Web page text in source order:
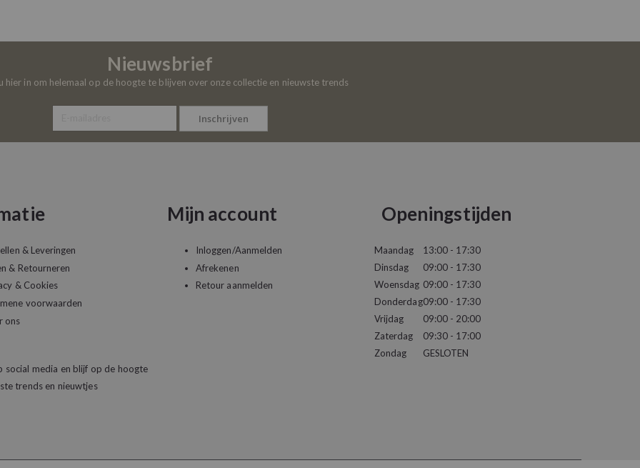
Nieuwsbrief
hier in om helemaal op de hoogte te blijven over onze collectie en nieuwste trends
Inschrijven
& Leveringen
& Retourneren
& Cookies
voorwaarden
ons
social media en blijf op de hoogte
trends en nieuwtjes
Mijn account
Inloggen/Aanmelden
Afrekenen
Retour aanmelden
Openingstijden
Maandag
Dinsdag
Woensdag
Donderdag
Vrijdag
Zaterdag
Zondag
13:00 - 17:30
09:00 - 17:30
09:00 - 17:30
09:00 - 17:30
09:00 - 20:00
09:30 - 17:00
GESLOTEN